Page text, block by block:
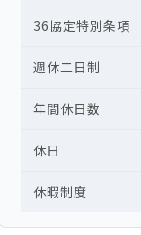
36協定特別条項
週休二日制
年間休日数
休日
休暇制度